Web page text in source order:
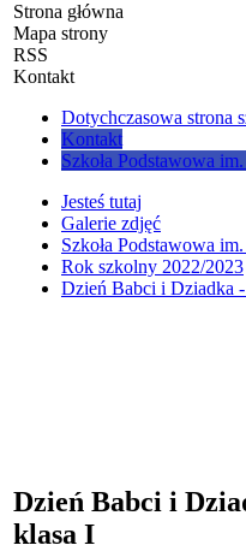
Strona główna
Mapa strony
RSS
Kontakt
Dotychczasowa strona
Kontakt
Szkoła Podstawowa
Jesteś tutaj
Galerie zdjęć
Szkoła Podstawowa
Rok szkolny 2022/2023
Dzień Babci i Dziadka
Dzień Babci i
klasa I